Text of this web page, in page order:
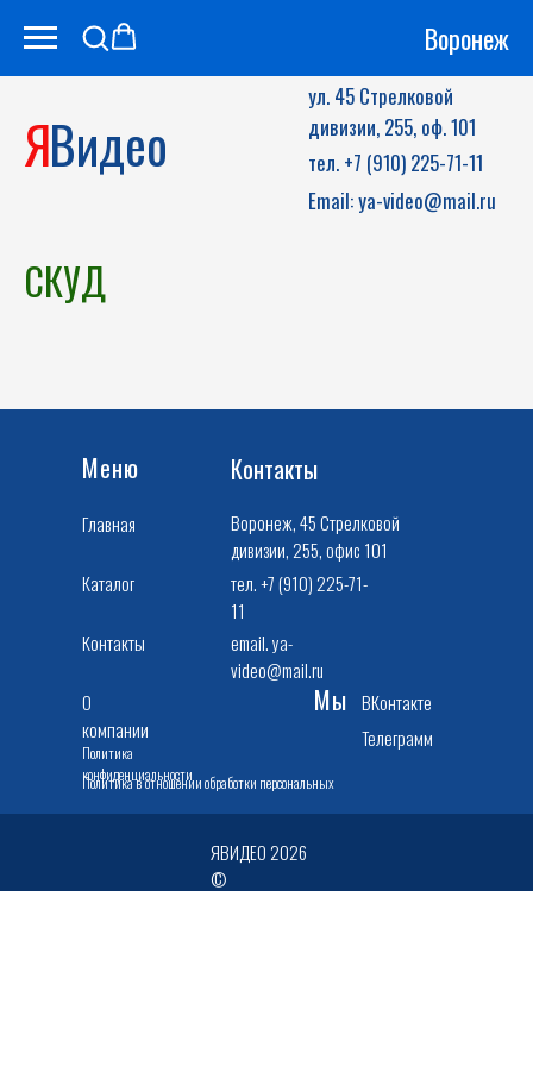
Воронеж
дивизии, 255, оф. 101
Email: ya-video@mail.ru
СКУД
Меню
Мы
Контакты
Телеграмм
ВКонтакте
email. ya-
video@mail.ru
тел. +7 (910) 225-71-
11
Воронеж, 45 Стрелковой
дивизии, 255, офис 101
О
компании
Контакты
Каталог
Главная
Политика
конфиденциальности
Политика в отношении обработки персональных
ЯВИДЕО 2026
©